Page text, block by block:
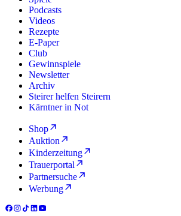
Podcasts
Videos
Rezepte
E-Paper
Club
Gewinnspiele
Newsletter
Archiv
Steirer helfen Steirern
Kärntner in Not
Shop
Auktion
Kinderzeitung
Trauerportal
Partnersuche
Werbung